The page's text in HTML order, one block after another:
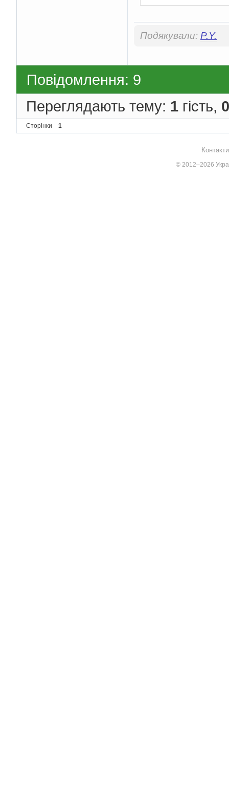
Подякували: P.Y.
Повідомлення: 9
Переглядають тему: 1 гість, 0
Сторінки 1
© 2012–2026